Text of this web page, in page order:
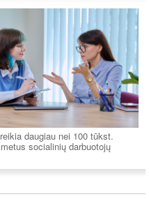
daugiau nei 100 tūkst.
socialinių darbuotojų